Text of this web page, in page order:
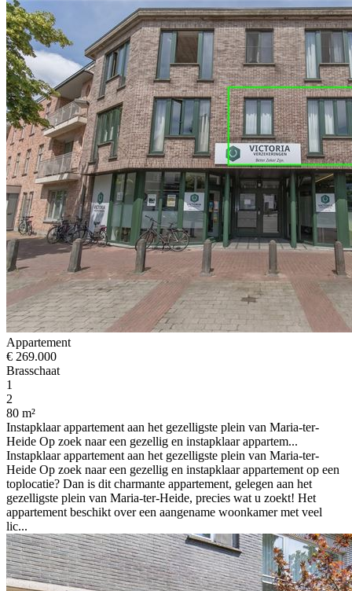
Appartement
€ 269.000
Brasschaat
1
2
80 m²
Instapklaar appartement aan het gezelligste plein van Maria-ter-
Heide Op zoek naar een gezellig en instapklaar appartem...
Instapklaar appartement aan het gezelligste plein van Maria-ter-
Heide Op zoek naar een gezellig en instapklaar appartement op een
toplocatie? Dan is dit charmante appartement, gelegen aan het
gezelligste plein van Maria-ter-Heide, precies wat u zoekt! Het
appartement beschikt over een aangename woonkamer met veel
lic...